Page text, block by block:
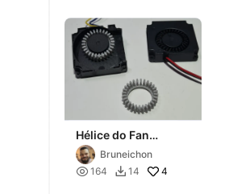
Hélice do Fan
Turbina 4010
Bruneichon
 164  14 4